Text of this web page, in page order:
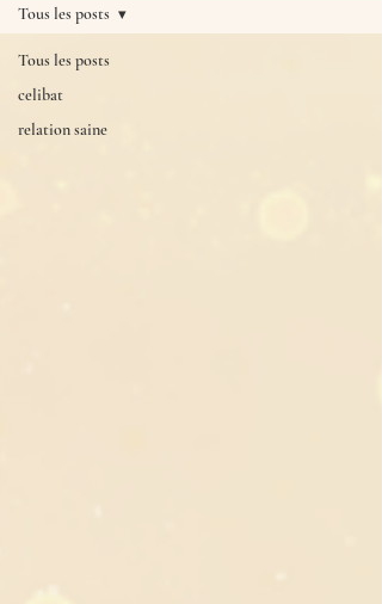
Tous les posts
celibat
relation saine
Tous les posts